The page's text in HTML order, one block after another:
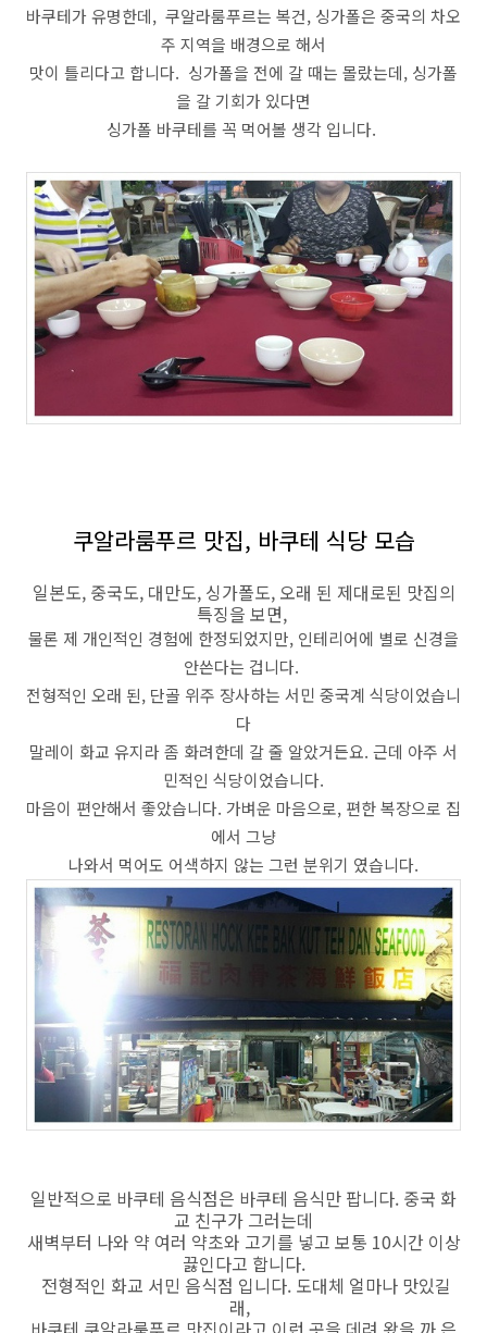
바쿠테가 유명한데, 쿠알라룸푸르는 복건, 싱가폴은 중국의 차오
주 지역을 배경으로 해서
맛이 틀리다고 합니다. 싱가폴을 전에 갈 때는 몰랐는데, 싱가폴
을 갈 기회가 있다면
싱가폴 바쿠테를 꼭 먹어볼 생각 입니다.
쿠알라룸푸르 맛집, 바쿠테 식당 모습
일본도, 중국도, 대만도, 싱가폴도, 오래 된 제대로된 맛집의
특징을 보면,
물론 제 개인적인 경험에 한정되었지만, 인테리어에 별로 신경을
안쓴다는 겁니다.
전형적인 오래 된, 단골 위주 장사하는 서민 중국계 식당이었습니
다
말레이 화교 유지라 좀 화려한데 갈 줄 알았거든요. 근데 아주 서
민적인 식당이었습니다.
마음이 편안해서 좋았습니다. 가벼운 마음으로, 편한 복장으로 집
에서 그냥
나와서 먹어도 어색하지 않는 그런 분위기 였습니다.
일반적으로 바쿠테 음식점은 바쿠테 음식만 팝니다. 중국 화
교 친구가 그러는데
새벽부터 나와 약 여러 약초와 고기를 넣고 보통 10시간 이상
끓인다고 합니다.
전형적인 화교 서민 음식점 입니다. 도대체 얼마나 맛있길
래,